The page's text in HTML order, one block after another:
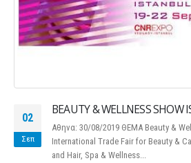
02
Σεπ
BEAUTY & WELLNESS SHOW
Αθηνα: 30/08/2019 ΘΕΜΑ Beauty &
International Trade Fair for Beauty &
and Hair, Spa & Wellness...